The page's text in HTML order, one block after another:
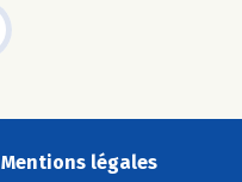
Mentions légales